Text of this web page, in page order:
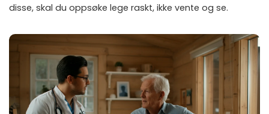
disse, skal du oppsøke lege raskt, ikke vente og se.